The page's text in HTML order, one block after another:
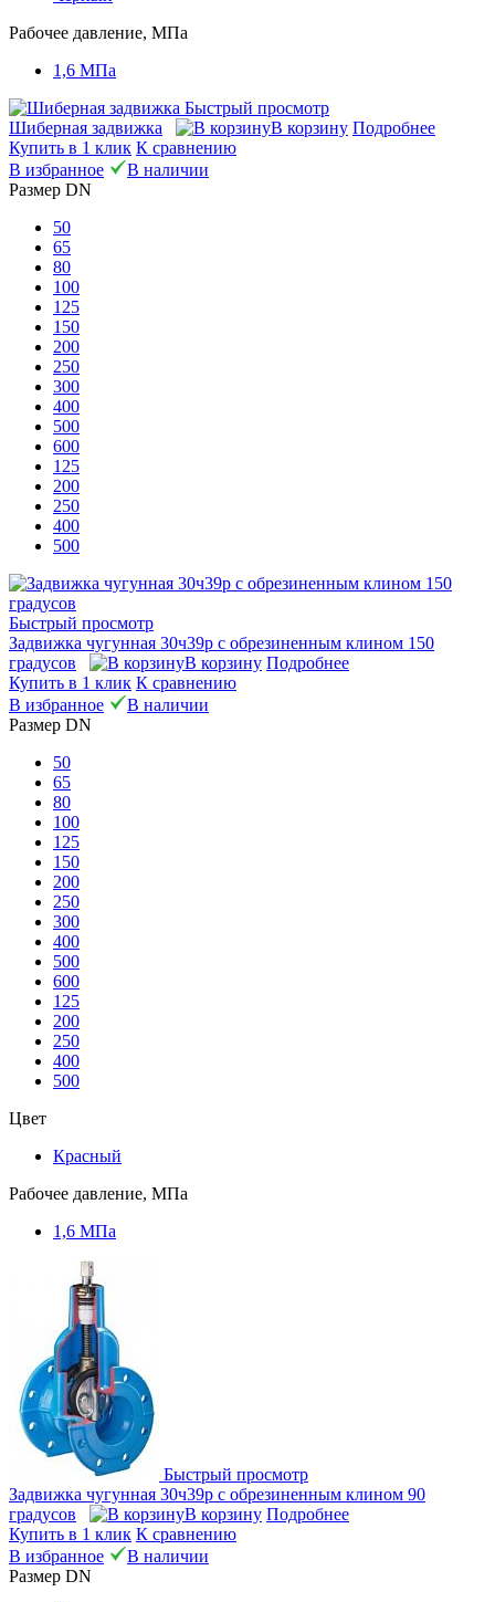
Рабочее давление, МПа
1,6 МПа
Быстрый просмотр
Шиберная задвижка
В корзину Подробнее
Купить в 1 клик К сравнению
В избранное
В наличии
Размер DN
50
65
80
100
125
150
200
250
300
400
500
600
125
200
250
400
500
Быстрый просмотр
Задвижка чугунная 30ч39р с обрезиненным клином 150
градусов
В корзину Подробнее
Купить в 1 клик К сравнению
В избранное
В наличии
Размер DN
50
65
80
100
125
150
200
250
300
400
500
600
125
200
250
400
500
Цвет
Красный
Рабочее давление, МПа
1,6 МПа
Быстрый просмотр
Задвижка чугунная 30ч39р с обрезиненным клином 90
градусов
В корзину Подробнее
Купить в 1 клик К сравнению
В избранное
В наличии
Размер DN